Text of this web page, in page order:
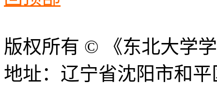
版权所有 © 《东北大学
地址：辽宁省沈阳市和